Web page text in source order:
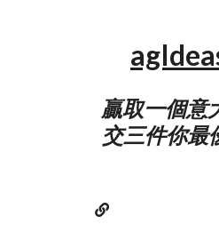
贏取一個意
交三件你最